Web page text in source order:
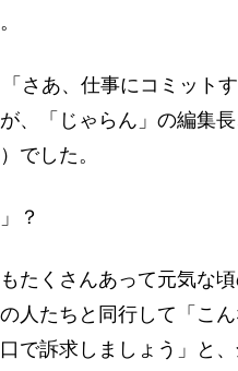
さあ、仕事にコミット
、「じゃらん」の編集
でした。
？
たくさんあって元気な
人たちと同行して「こ
で訴求しましょう」と